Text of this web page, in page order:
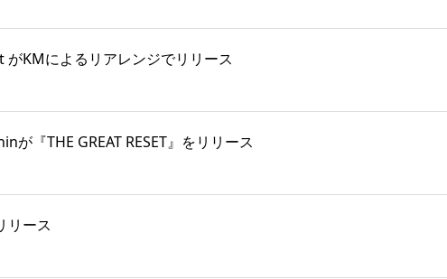
KMによるリアレンジでリリース
『THE GREAT RESET』をリリース
リース